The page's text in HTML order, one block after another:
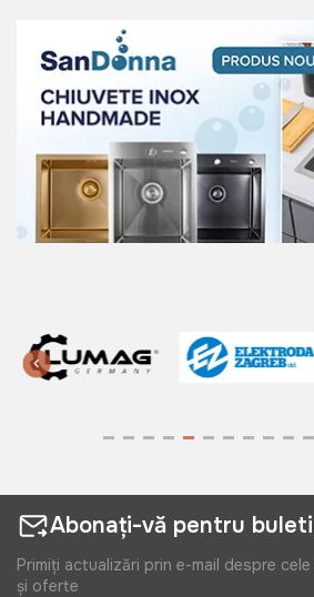
Abonați-vă pentru
Primiți actualizări prin e-mail despre
și oferte